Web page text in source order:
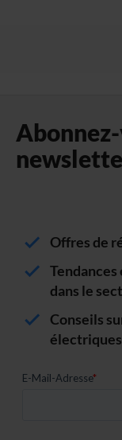
Offres de
dans le
Conseils
électriques